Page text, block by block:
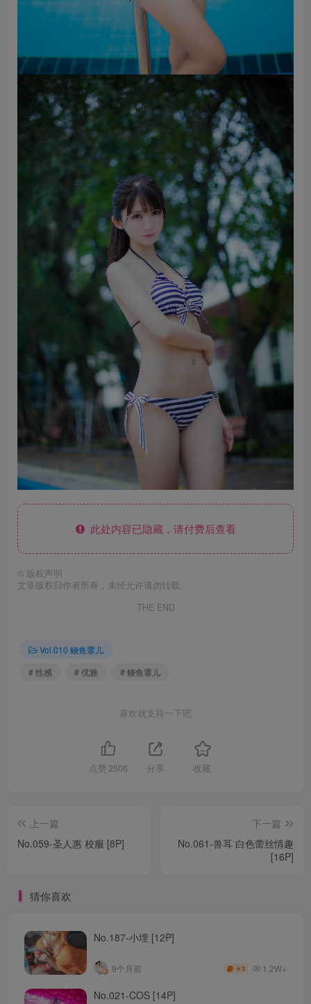
此处内容已隐藏，请付费后查看
© 版权声明
文章版权归作者所有，未经允许请勿转载。
THE END
Vol.010 鳗鱼霏儿
# 性感
# 优雅 # 鳗鱼霏儿
喜欢就支持一下吧
点赞 2506 分享 收藏
上一篇
No.059-圣人惠 校服 [8P]
下一篇
No.061-兽耳 白色蕾丝情趣
[16P]
猜你喜欢
No.187-小埋 [12P]
9个月前 ￥3 1.2W+
No.021-COS [14P]